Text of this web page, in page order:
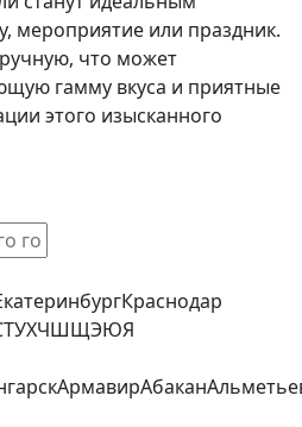
мероприятие или праздник.
что может
гамму вкуса и приятные
этого изысканного
Краснодар
ТУХЧШЩЭЮЯ
АрмавирАбакан